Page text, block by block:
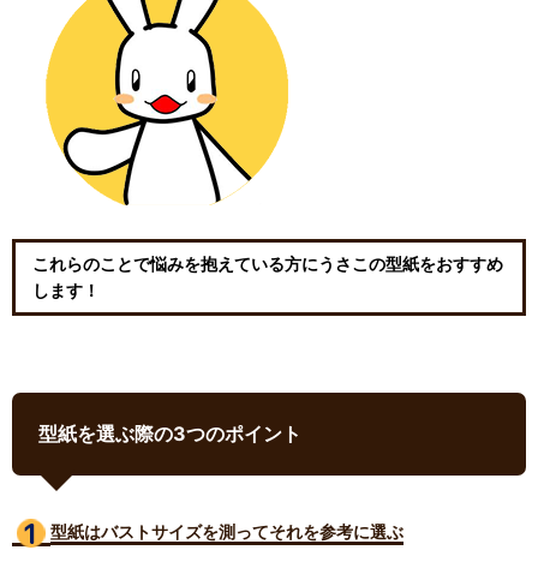
これらのことで悩みを抱えている方にうさこの型紙をおすすめ
します！
型紙を選ぶ際の3つのポイント
型紙はバストサイズを測ってそれを参考に選ぶ